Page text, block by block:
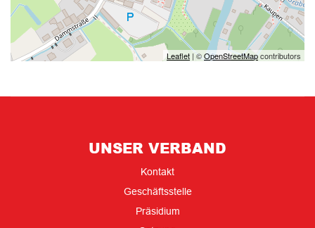
Leaflet | ©OpenStreetMapcontributors
UNSER VERBAND
Kontakt
Geschäftsstelle
Präsidium